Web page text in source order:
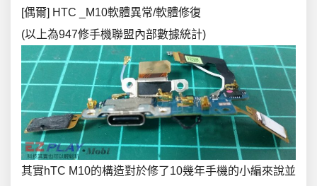
[偶爾] HTC _M10軟體異常/軟體修復
(以上為947修手機聯盟內部數據統計)
其實hTC M10的構造對於修了10幾年手機的小編來說並